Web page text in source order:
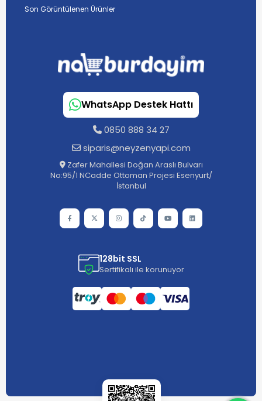
Son Görüntülenen Ürünler
WhatsApp Destek Hattı
0850 888 34 27
siparis@neyzenyapi.com
Zafer Mahallesi Doğan Araslı Bulvarı
No:95/1 NCadde Ottoman Projesi Esenyurt/
İstanbul
128bit SSL
Sertifikalı ile korunuyor